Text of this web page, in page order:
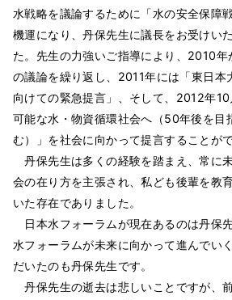
水戦略を議論するために「水の安全保障
機運になり、丹保先生に議長をお受けい
た。先生の力強いご指導により、2010
の議論を繰り返し、2011年には「東日本
向けての緊急提言」、そして、2012年
可能な水・物資循環社会へ（50年後を目
む）」を社会に向かって提言することが
丹保先生は多くの経験を踏まえ、常に
会の在り方を主張され、私ども後輩を教
いた存在でありました。
日本水フォーラムが現在あるのは丹保
水フォーラムが未来に向かって進んでい
だいたのも丹保先生です。
丹保先生の逝去は悲しいことですが、